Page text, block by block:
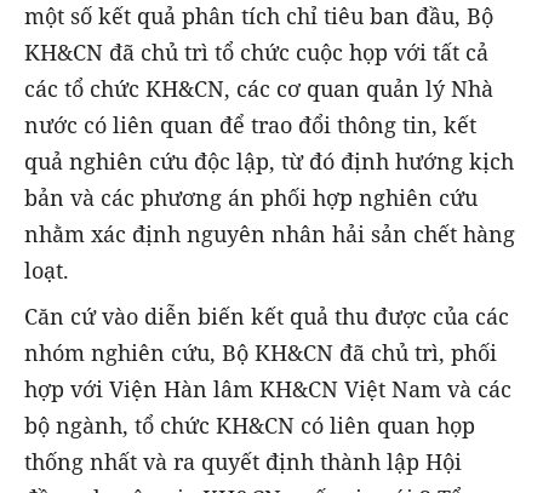
một số kết quả phân tích chỉ tiêu ban đầu, Bộ
KH&CN đã chủ trì tổ chức cuộc họp với tất cả
các tổ chức KH&CN, các cơ quan quản lý Nhà
nước có liên quan để trao đổi thông tin, kết
quả nghiên cứu độc lập, từ đó định hướng kịch
bản và các phương án phối hợp nghiên cứu
nhằm xác định nguyên nhân hải sản chết hàng
loạt.
Căn cứ vào diễn biến kết quả thu được của các
nhóm nghiên cứu, Bộ KH&CN đã chủ trì, phối
hợp với Viện Hàn lâm KH&CN Việt Nam và các
bộ ngành, tổ chức KH&CN có liên quan họp
thống nhất và ra quyết định thành lập Hội